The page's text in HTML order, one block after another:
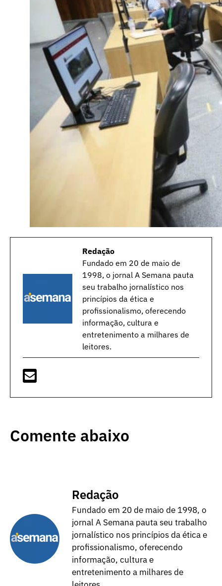
Redação
Fundado em 20 de maio de
1998, o jornal A Semana pauta
seu trabalho jornalístico nos
princípios da ética e
profissionalismo, oferecendo
informação, cultura e
entretenimento a milhares de
leitores.
Comente abaixo
Redação
Fundado em 20 de maio de 1998, o
jornal A Semana pauta seu trabalho
jornalístico nos princípios da ética e
profissionalismo, oferecendo
informação, cultura e
entretenimento a milhares de